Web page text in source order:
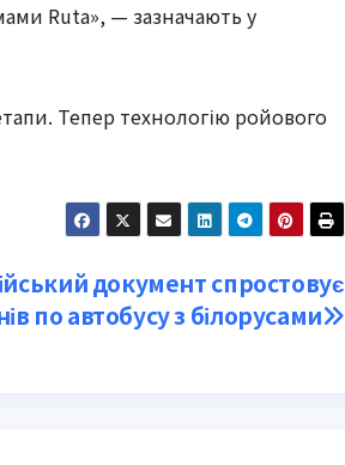
Ruta», — зазначають у
Тепер технологію ройового
документ спростовує
по автобусу з білорусами